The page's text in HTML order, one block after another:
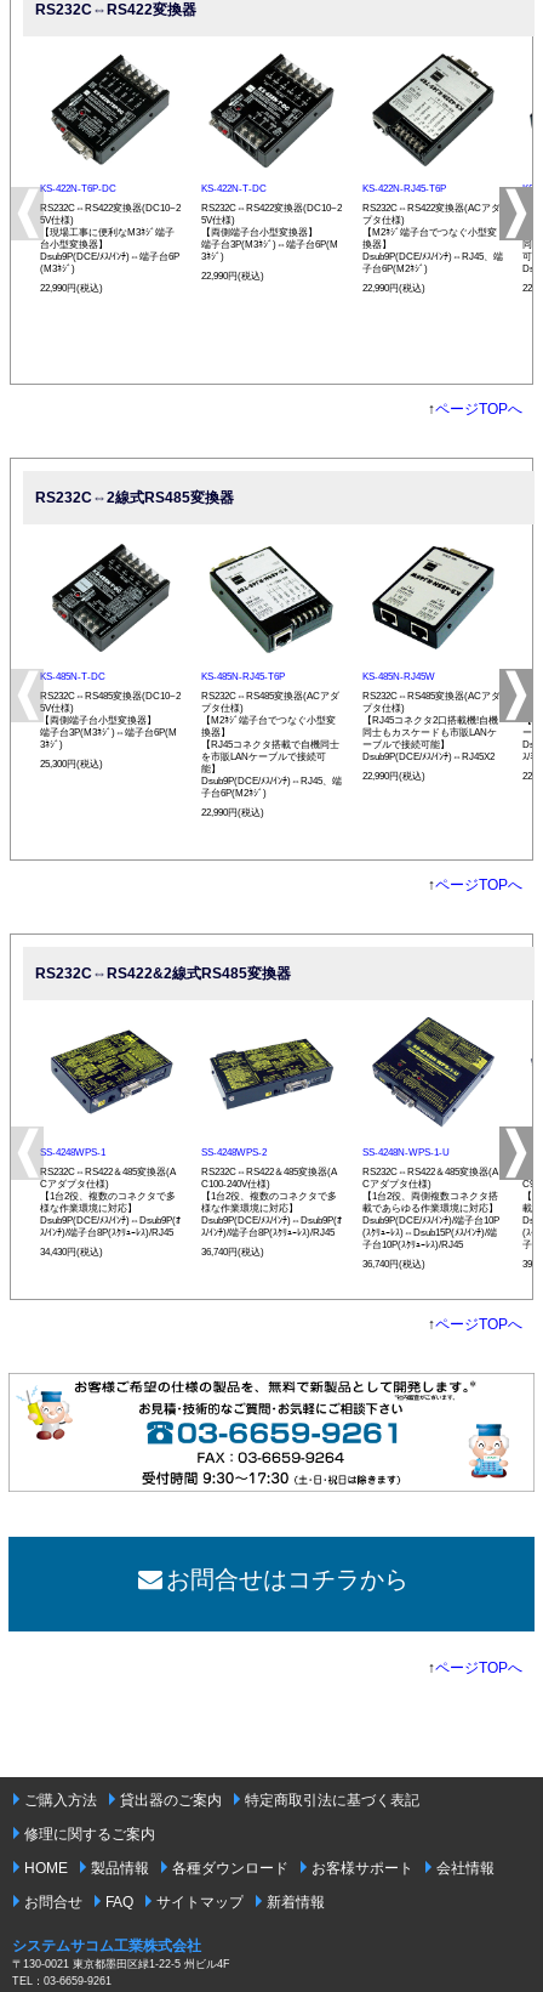
RS232C⇔RS422変換器
KS-422N-T6P-DC
RS232C⇔RS422変換器(DC10~2
5V仕様)
【現場工事に便利なM3ﾈｼﾞ端子
台小型変換器】
Dsub9P(DCE/ﾒｽ/ｲﾝﾁ)⇔端子台6P
(M3ﾈｼﾞ)
22,990円(税込)
KS-422N-T-DC
RS232C⇔RS422変換器(DC10~2
5V仕様)
【両側端子台小型変換器】
端子台3P(M3ﾈｼﾞ)⇔端子台6P(M
3ﾈｼﾞ)
22,990円(税込)
KS-422N-RJ45-T6P
RS232C⇔RS422変換器(ACアダ
プタ仕様)
【M2ﾈｼﾞ端子台でつなぐ小型変
換器】
Dsub9P(DCE/ﾒｽ/ｲﾝﾁ)⇔RJ45、端
子台6P(M2ﾈｼﾞ)
22,990円(税込)
KS-
プ
同
可
↑ページTOPへ
RS232C⇔2線式RS485変換器
KS-485N-T-DC
RS232C⇔RS485変換器(DC10~2
5V仕様)
【両側端子台小型変換器】
端子台3P(M3ﾈｼﾞ)⇔端子台6P(M
3ﾈｼﾞ)
25,300円(税込)
KS-485N-RJ45-T6P
RS232C⇔RS485変換器(ACアダ
プタ仕様)
【M2ﾈｼﾞ端子台でつなぐ小型変
換器】
【RJ45コネクタ搭載で自機同士
を市販LANケーブルで接続可
能】
Dsub9P(DCE/ﾒｽ/ｲﾝﾁ)⇔RJ45、端
子台6P(M2ﾈｼﾞ)
22,990円(税込)
KS-485N-RJ45W
RS232C⇔RS485変換器(ACアダ
プタ仕様)
【RJ45コネクタ2口搭載機!自機
同士もカスケードも市販LANケ
ーブルで接続可能】
Dsub9P(DCE/ﾒｽ/ｲﾝﾁ)⇔RJ45X2
22,990円(税込)
【
ー
ｽ/ﾐﾘ)
↑ページTOPへ
RS232C⇔RS422&2線式RS485変換器
SS-4248WPS-1
RS232C⇔RS422＆485変換器(A
Cアダプタ仕様)
【1台2役、複数のコネクタで多
様な作業環境に対応】
Dsub9P(DCE/ﾒｽ/ｲﾝﾁ)⇔Dsub9P(ｵ
ｽ/ｲﾝﾁ)/端子台8P(ｽｸﾘｭｰﾚｽ)/RJ45
34,430円(税込)
SS-4248WPS-2
RS232C⇔RS422＆485変換器(A
C100-240V仕様)
【1台2役、複数のコネクタで多
様な作業環境に対応】
Dsub9P(DCE/ﾒｽ/ｲﾝﾁ)⇔Dsub9P(ｵ
ｽ/ｲﾝﾁ)/端子台8P(ｽｸﾘｭｰﾚｽ)/RJ45
36,740円(税込)
SS-4248N-WPS-1-U
RS232C⇔RS422＆485変換器(A
Cアダプタ仕様)
【1台2役、両側複数コネクタ搭
載であらゆる作業環境に対応】
Dsub9P(DCE/ﾒｽ/ｲﾝﾁ)/端子台10P
(ｽｸﾘｭｰﾚｽ)⇔Dsub15P(ﾒｽ/ｲﾝﾁ)/端
子台10P(ｽｸﾘｭｰﾚｽ)/RJ45
36,740円(税込)
SS-
【
載
(ｽｸ
子台
↑ページTOPへ
お問合せはコチラから
↑ページTOPへ
ご購入方法 貸出器のご案内
特定商取引法に基づく表記
修理に関するご案内
HOME
製品情報 各種ダウンロード お客様サポート
会社情報
お問合せ
FAQ サイトマップ 新着情報
システムサコム工業株式会社
〒130-0021 東京都墨田区緑1-22-5 州ビル4F
TEL：03-6659-9261